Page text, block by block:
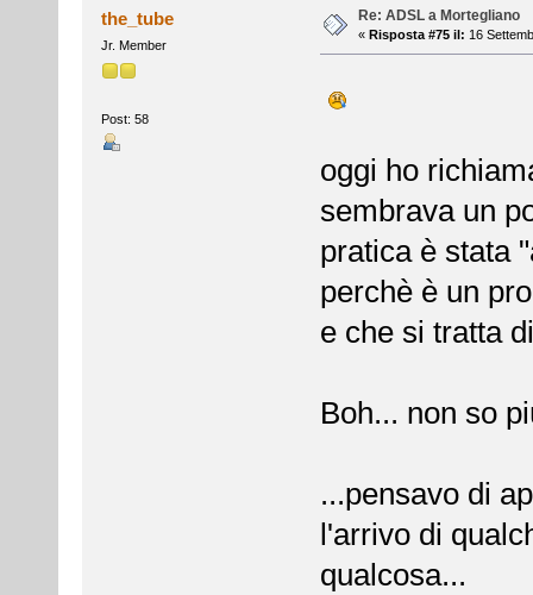
the_tube
Jr. Member
Post: 58
Re: ADSL a Mortegliano
« Risposta #75 il: 16
oggi ho
sembrava un
pratica è stata
perchè è un
e che si tratta
Boh... non so
...pensavo di
l'arrivo di
qualcosa...